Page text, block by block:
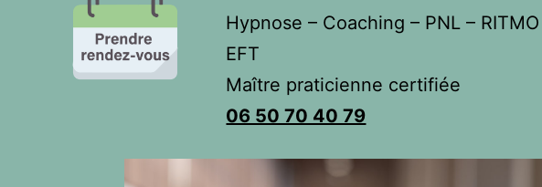
Hypnose – Coaching – PNL –
EFT
Maître praticienne certifiée
06 50 70 40 79